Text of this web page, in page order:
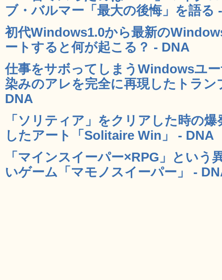
ブ・バルマー「最大の後悔」を語る
初代Windows1.0から最新の
ートすると何が起こる？ - DNA
仕事をサボってしまうWindowsユ
染みのアレを完全に再現したトラ
DNA
「ソリティア」をクリアした時の
したアート「Solitaire Win」 - DNA
「マインスイーパー×RPG」という
いゲーム「マモノスイーパー」 -